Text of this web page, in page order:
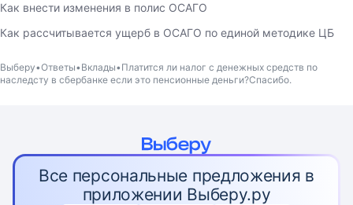
Как внести изменения в полис ОСАГО
Как рассчитывается ущерб в ОСАГО по единой методике ЦБ
Выберу Ответы Вклады Платится ли налог с денежных средств по
наследсту в сбербанке если это пенсионные деньги?Спасибо.
Все персональные предложения в
приложении Выберу.ру